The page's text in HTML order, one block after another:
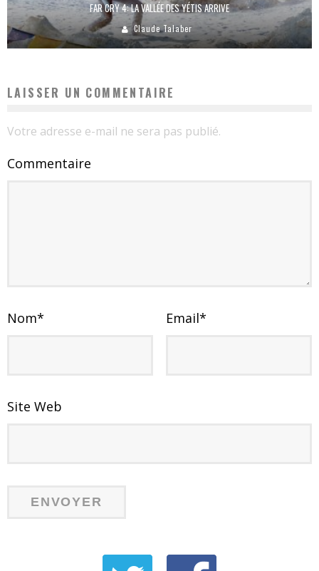
FAR CRY 4: LA VALLÉE DES YÉTIS ARRIVE
Claude Talaber
LAISSER UN COMMENTAIRE
Votre adresse e-mail ne sera pas publié.
Commentaire
Nom* Email*
Site Web